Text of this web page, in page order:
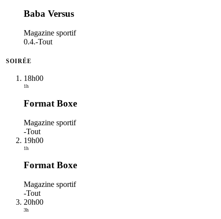
Baba Versus
Magazine sportif
0.4.-Tout
SOIRÉE
18h00
1h
Format Boxe
Magazine sportif
-Tout
19h00
1h
Format Boxe
Magazine sportif
-Tout
20h00
3h